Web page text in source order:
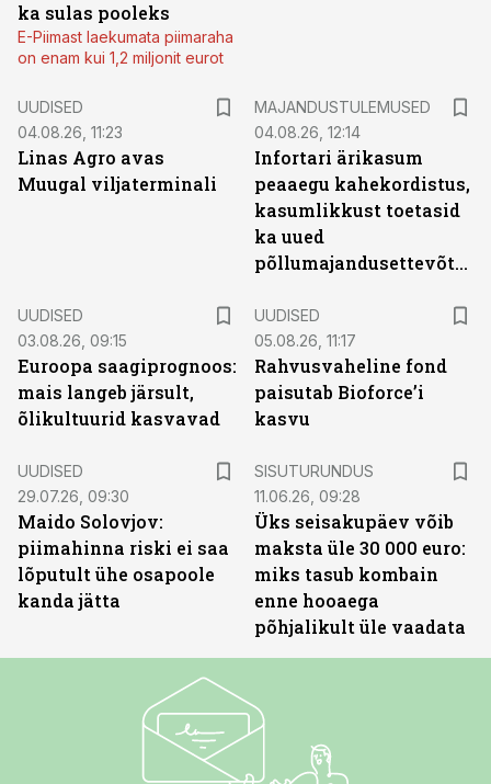
ka sulas pooleks
E-Piimast laekumata piimaraha
on enam kui 1,2 miljonit eurot
UUDISED
04.08.26, 11:23
Linas Agro avas
Muugal viljaterminali
MAJANDUSTULEMUSED
04.08.26, 12:14
Infortari ärikasum
peaaegu kahekordistus,
kasumlikkust toetasid
ka uued
põllumajandusettevõtted
UUDISED
03.08.26, 09:15
Euroopa saagiprognoos:
mais langeb järsult,
õlikultuurid kasvavad
UUDISED
05.08.26, 11:17
Rahvusvaheline fond
paisutab Bioforce’i
kasvu
UUDISED
29.07.26, 09:30
Maido Solovjov:
piimahinna riski ei saa
lõputult ühe osapoole
kanda jätta
SISUTURUNDUS
11.06.26, 09:28
Üks seisakupäev võib
maksta üle 30 000 euro:
miks tasub kombain
enne hooaega
põhjalikult üle vaadata